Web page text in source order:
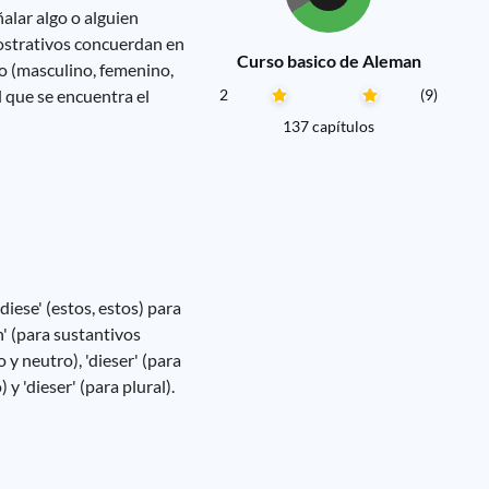
algo o alguien
concuerdan en
(masculino, femenino,
se encuentra el
(estos, estos) para
(para sustantivos
y neutro), 'dieser' (para
y 'dieser' (para plural).
Curso basico de Aleman
2
(9)
137 capítulos